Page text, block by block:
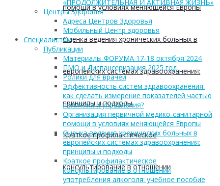
помощи в условиях меняющейся Европы
Оценка ведения хронических больных в
европейских системах здравоохранения:
принципы и подходы
Краткое профилактическое
консультирование в отношении
«ПРОДОЛЖИТЕЛЬНАЯ И АКТИВНАЯ ЖИЗНЬ»
Центры Здоровья
Адреса Центров Здоровья
Мобильный Центр здоровья
Cпециалистам
Публикации
Материалы ФОРУМА 17-18 октября 2024
ПМО и Диспансеризация 2025 год
Ролики для врачей
Эффективность систем здравоохранения:
как сделать измерение показателей частью
политики и управления?
Организация первичной медико-санитарной
помощи в условиях меняющейся Европы
Оценка ведения хронических больных в
европейских системах здравоохранения:
принципы и подходы
Краткое профилактическое
консультирование в отношении
употребления алкоголя: учебное пособие